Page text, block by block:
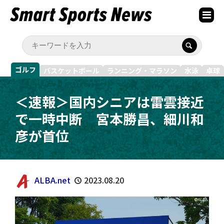
ゴルフ バスケットボール ランニング・マラソン 水泳 卓球
＜速報＞国内シニアは雷雲接近
で一時中断 宮本勝昌、細川和
彦が首位
ALBA.net 2023.08.20